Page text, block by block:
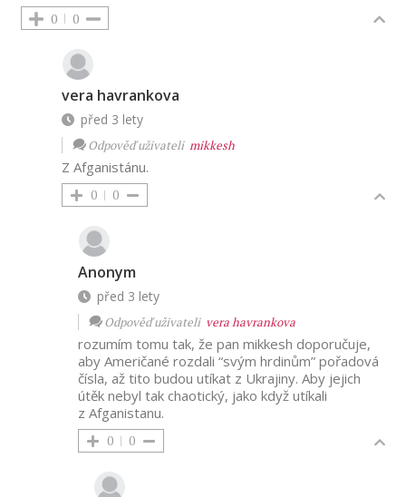
0 0
vera havrankova
před 3 lety
Odpověď uživatelimikkesh
Z Afganistánu.
0 0
Anonym
před 3 lety
Odpověď uživateli vera havrankova
rozumím tomu tak, že pan mikkesh doporučuje,
aby Američané rozdali “svým hrdinům” pořadová
čísla, až tito budou utíkat z Ukrajiny. Aby jejich
útěk nebyl tak chaotický, jako když utíkali
z Afganistanu.
0 0